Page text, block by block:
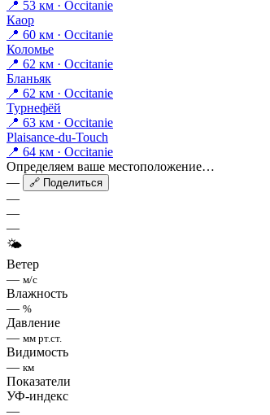
📍 53 км · Occitanie
Каор
📍 60 км · Occitanie
Коломье
📍 62 км · Occitanie
Бланьяк
📍 62 км · Occitanie
Турнефёй
📍 63 км · Occitanie
Plaisance-du-Touch
📍 64 км · Occitanie
Определяем ваше местоположение…
—
🔗 Поделиться
—
—
—
🌤
Ветер
— м/с
Влажность
— %
Давление
— мм рт.ст.
Видимость
— км
Показатели
УФ-индекс
—